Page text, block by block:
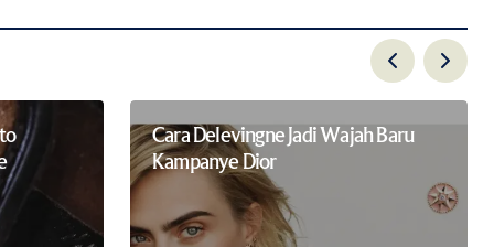
Cara Delevingne Jadi Wajah Baru
Kampanye Dior